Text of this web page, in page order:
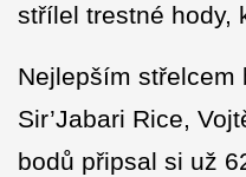
střílel trestné hody,
Nejlepším střelcem
Sir’Jabari Rice,
bodů připsal si už